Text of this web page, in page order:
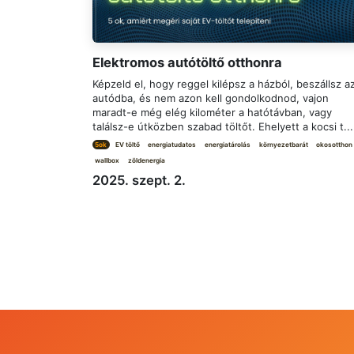
Elektromos autótöltő otthonra
Képzeld el, hogy reggel kilépsz a házból, beszállsz
autódba, és nem azon kell gondolkodnod, vajon
maradt-e még elég kilométer a hatótávban, vagy
találsz-e útközben szabad töltőt. Ehelyett a kocsi t...
5ok EV töltő energiatudatos energiatárolás környezetbarát okosotthon
wallbox zöldenergia
2025. szept. 2.